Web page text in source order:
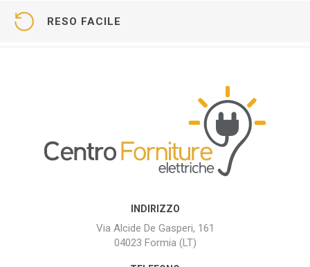
RESO FACILE
INDIRIZZO
Via Alcide De Gasperi, 161
04023 Formia (LT)